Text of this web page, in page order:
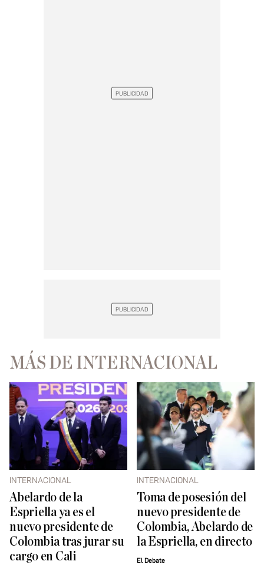
MÁS DE INTERNACIONAL
INTERNACIONAL
Abelardo de la
Espriella ya es el
nuevo presidente de
Colombia tras jurar su
cargo en Cali
INTERNACIONAL
Toma de posesión del
nuevo presidente de
Colombia, Abelardo de
la Espriella, en directo
El Debate